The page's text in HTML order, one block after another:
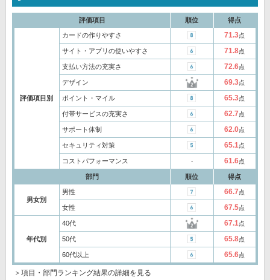
評価項目 順位 得点
評価項目別
カードの作りやすさ 71.3点
サイト・アプリの使いやすさ 71.8点
支払い方法の充実さ 72.6点
デザイン 69.3点
ポイント・マイル 65.3点
付帯サービスの充実さ 62.7点
サポート体制 62.0点
セキュリティ対策 65.1点
コストパフォーマンス ‐ 61.6点
部門 順位 得点
男女別
男性 66.7点
女性 67.5点
年代別
40代 67.1点
50代 65.8点
60代以上 65.6点
＞項目・部門ランキング結果の詳細を見る